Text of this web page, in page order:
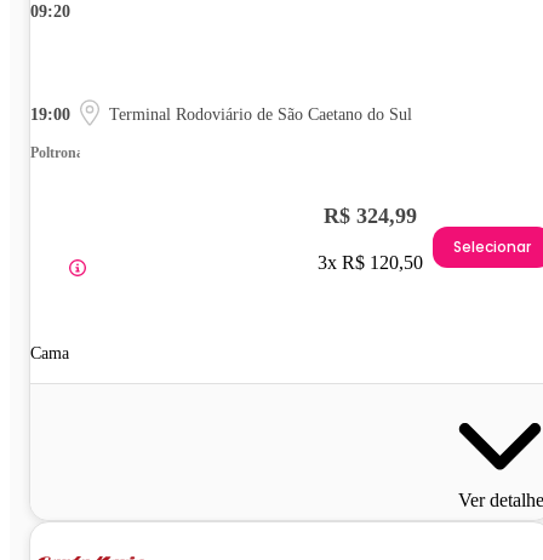
09:20
19:00 Terminal Rodoviário de São Caetano do Sul
Poltrona
Cama
R$ 324,99
3x R$ 120,50
Selecionar
Ver